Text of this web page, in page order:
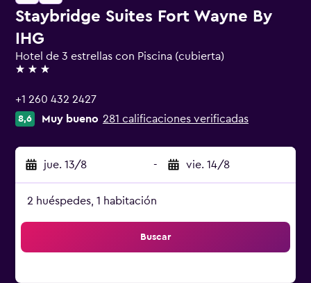
Staybridge Suites Fort Wayne By
IHG
Hotel de 3 estrellas con Piscina (cubierta)
3 estrellas
+1 260 432 2427
8,6 Muy bueno 281 calificaciones verificadas
jue. 13/8 - vie. 14/8
2 huéspedes, 1 habitación
Buscar